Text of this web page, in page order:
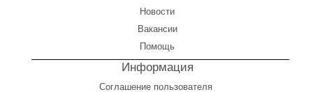
Новости
Вакансии
Помощь
Информация
Соглашение пользователя